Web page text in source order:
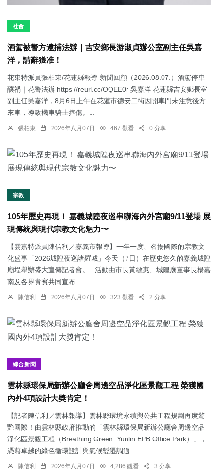
社會
酒駕被警方逮捕法辦｜吉安鄉長游淑貞辦公室副主任吳嘉
洋，請辭獲准！
花東特派員張柏東/花蓮縣報導 新聞回顧（2026.08.07.）酒駕停車
釀禍｜花警法辦 https://reurl.cc/OQEE0r 吳嘉洋 花蓮縣吉安鄉長室
副主任吳嘉洋，8月6日上午在花蓮市德安二街因開車門未注意後方
來車，導致機車騎士摔傷。...
張柏東 2026年八月07日 467 觀看 0 分享
宗教
105年歷史再現！ 嘉義城隍夜巡串聯海內外宮廟9/11登場 展
現傳統與現代宗教文化魅力〜
【雲嘉特派員陳信利／嘉義市報導】一年一度、名揚國際的宗教文
化盛事「2026城隍夜巡諸羅城」今天（7日）在歷史悠久的嘉義城隍
廟埕舉辦盛大宣傳記者會。 活動由市長黃敏惠、城隍廟董事長楊嘉
南及各界貴賓共同宣布...
陳信利 2026年八月07日 323 觀看 2 分享
綜合新聞
雲林縣環保局新辦公廳舍周邊空品淨化區景觀工程 榮獲國
內外4項設計大獎肯定！
【記者陳信利／雲林報導】雲林縣環境永續與公共工程規劃再度驚
艷國際！由雲林縣政府推動的「雲林縣環保局新辦公廳舍周邊空品
淨化區景觀工程（Breathing Green: Yunlin EPB Office Park）」，
憑藉卓越的綠色循環設計與氣候變遷調適...
陳信利 2026年八月07日 4,286 觀看 3 分享